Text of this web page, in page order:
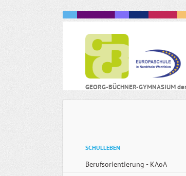
GEORG-BÜCHNER-GYMNASIUM
Navigation
SCHULLEBEN
Berufsorientierung - KAoA